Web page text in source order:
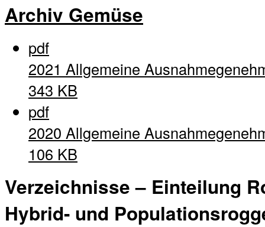
Archiv Gemüse
pdf
2021 Allgemeine
343 KB
pdf
2020 Allgemeine
106 KB
Verzeichnisse – Einteilung
Hybrid- und